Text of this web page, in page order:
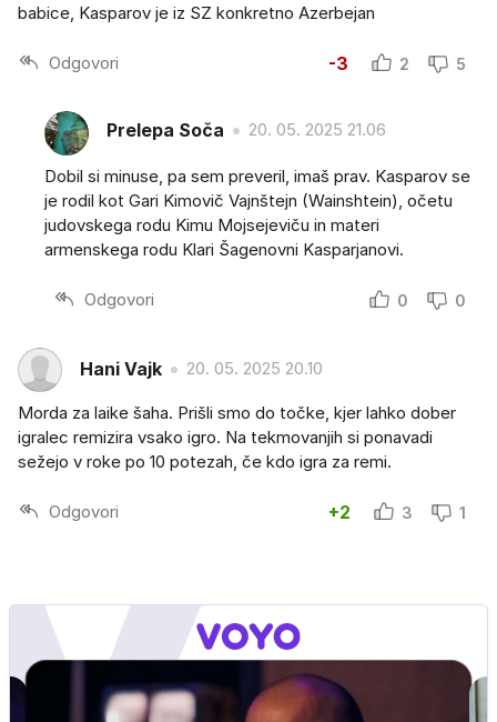
babice, Kasparov je iz SZ konkretno Azerbejan
Odgovori -3 2 5
Prelepa Soča 20. 05. 2025 21.06
Dobil si minuse, pa sem preveril, imaš prav. Kasparov se
je rodil kot Gari Kimovič Vajnštejn (Wainshtein), očetu
judovskega rodu Kimu Mojsejeviču in materi
armenskega rodu Klari Šagenovni Kasparjanovi.
Odgovori 0 0
Hani Vajk 20. 05. 2025 20.10
Morda za laike šaha. Prišli smo do točke, kjer lahko dober
igralec remizira vsako igro. Na tekmovanjih si ponavadi
sežejo v roke po 10 potezah, če kdo igra za remi.
Odgovori +2 3 1